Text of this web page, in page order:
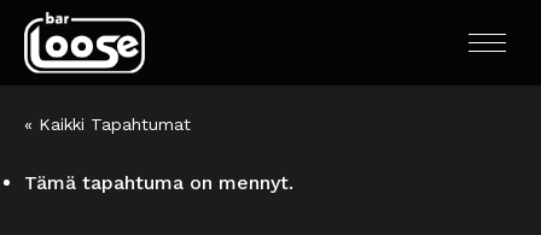
« Kaikki Tapahtumat
Tämä tapahtuma on mennyt.